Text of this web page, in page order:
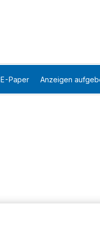
E-Paper Anzeigen